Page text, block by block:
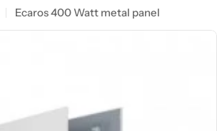
Ecaros 400 Watt metal panel